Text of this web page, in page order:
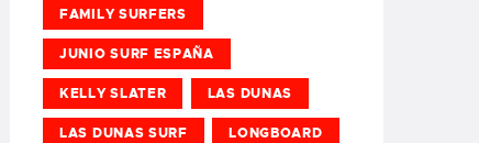
FAMILY SURFERS
JUNIO SURF ESPAÑA
KELLY SLATER LAS DUNAS
LAS DUNAS SURF LONGBOARD